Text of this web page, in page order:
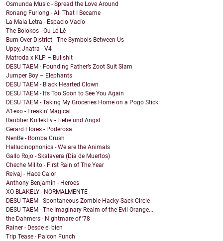
Osmunda Music - Spread the Love Around
Ronang Furlong - All That I Became
La Mala Letra - Espacio Vacío
The Bolokos - Ou Lé Lé
Burn Over District - The Symbols Between Us
Uppy, Jnatra - V4
Matroda x KLP – Bullshit
DESU TAEM - Founding Father’s Zoot Suit Slam
Jumper Boy – Elephants
DESU TAEM - Black Hearted Clown
DESU TAEM - It’s Too Soon to See You Again
DESU TAEM - Taking My Groceries Home on a Pogo Stick
A1exo - Freakin' Magical
Raubtier Kollektiv - Liebe und Angst
Gerard Flores - Poderosa
NenBe - Bomba Crush
Hallucinophonics - We are the Animals
Gallo Rojo - Skalavera (Dia de Muertos)
Cheche Milito - First Rain of The Year
Reivaj - Hace Calor
Anthony Benjamin - Heroes
XO BLAKELY - NORMALMENTE
DESU TAEM - Spontaneous Zombie Hacky Sack Circle
DESU TAEM - The Imaginary Realm of the Evil Orange...
the Dahmers - Nightmare of '78
Rainer - Desde el bien
Trip Tease - Palcon Funch